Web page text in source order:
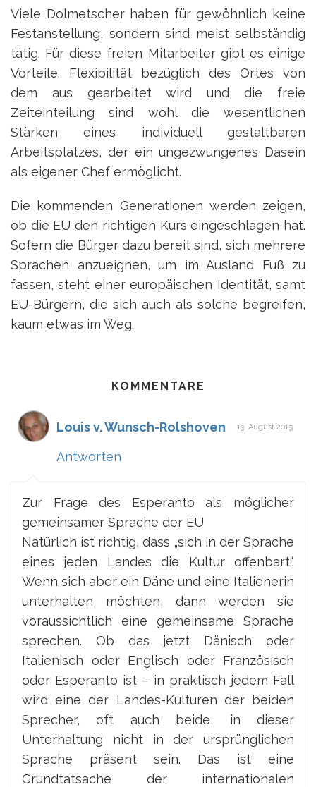
Viele Dolmetscher haben für gewöhnlich keine
Festanstellung, sondern sind meist selbständig
tätig. Für diese freien Mitarbeiter gibt es einige
Vorteile. Flexibilität bezüglich des Ortes von
dem aus gearbeitet wird und die freie
Zeiteinteilung sind wohl die wesentlichen
Stärken eines individuell gestaltbaren
Arbeitsplatzes, der ein ungezwungenes Dasein
als eigener Chef ermöglicht.
Die kommenden Generationen werden zeigen,
ob die EU den richtigen Kurs eingeschlagen hat.
Sofern die Bürger dazu bereit sind, sich mehrere
Sprachen anzueignen, um im Ausland Fuß zu
fassen, steht einer europäischen Identität, samt
EU-Bürgern, die sich auch als solche begreifen,
kaum etwas im Weg.
KOMMENTARE
Louis v. Wunsch-Rolshoven 13. August 2015
Antworten
Zur Frage des Esperanto als möglicher
gemeinsamer Sprache der EU
Natürlich ist richtig, dass „sich in der Sprache
eines jeden Landes die Kultur offenbart“.
Wenn sich aber ein Däne und eine Italienerin
unterhalten möchten, dann werden sie
voraussichtlich eine gemeinsame Sprache
sprechen. Ob das jetzt Dänisch oder
Italienisch oder Englisch oder Französisch
oder Esperanto ist – in praktisch jedem Fall
wird eine der Landes-Kulturen der beiden
Sprecher, oft auch beide, in dieser
Unterhaltung nicht in der ursprünglichen
Sprache präsent sein. Das ist eine
Grundtatsache der internationalen